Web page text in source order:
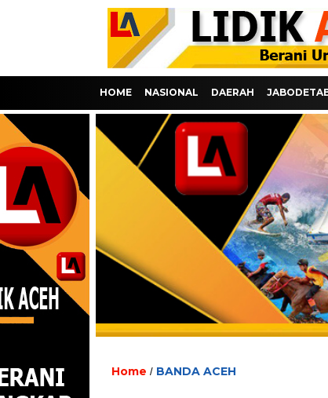
HOME NASIONAL DAERAH
Home / BANDA ACEH